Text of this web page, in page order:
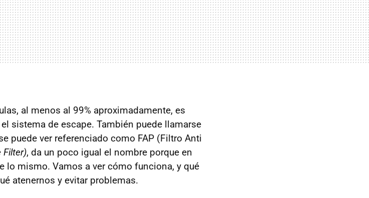
al menos al 99% aproximadamente, es
sistema de escape. También puede llamarse
puede ver referenciado como FAP (Filtro Anti
Filter), da un poco igual el nombre porque en
lo mismo. Vamos a ver cómo funciona, y qué
atenernos y evitar problemas.